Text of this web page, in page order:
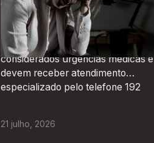
nesses casos
Surtos, tentativas de suicídio e
episódios de agitação intensa são
considerados urgências médicas e
devem receber atendimento
especializado pelo telefone 192
21 julho, 2026